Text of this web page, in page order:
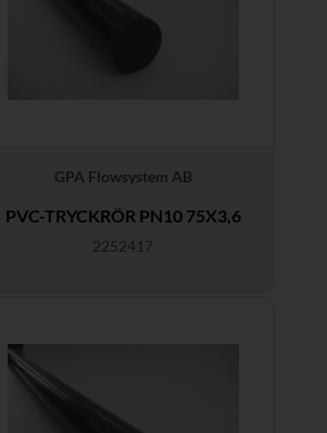
GPA Flowsystem AB
PVC-TRYCKRÖR PN10 75X3,6
2252417